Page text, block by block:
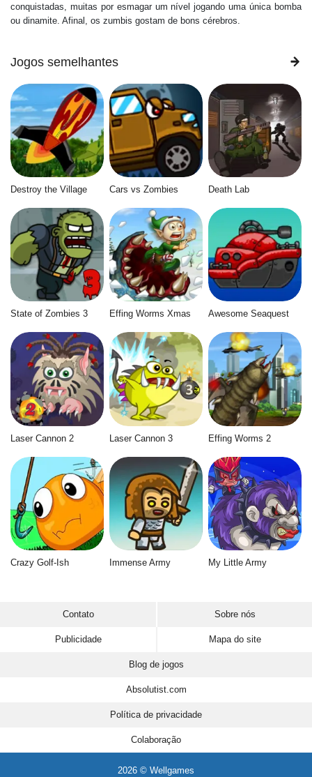
conquistadas, muitas por esmagar um nível jogando uma única bomba
ou dinamite. Afinal, os zumbis gostam de bons cérebros.
Jogos semelhantes
Destroy the Village Cars vs Zombies Death Lab
State of Zombies 3 Effing Worms Xmas Awesome Seaquest
Laser Cannon 2 Laser Cannon 3 Effing Worms 2
Crazy Golf-Ish Immense Army My Little Army
Contato Sobre nós
Publicidade Mapa do site
Blog de jogos
Absolutist.com
Política de privacidade
Colaboração
2026 © Wellgames